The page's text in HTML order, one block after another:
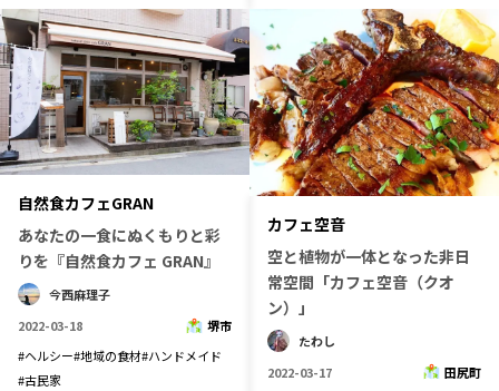
自然食カフェGRAN
あなたの一食にぬくもりと彩
りを『自然食カフェ GRAN』
今西麻理子
2022-03-18
堺市
#ヘルシー#地域の食材#ハンドメイド
#古民家
カフェ空音
空と植物が一体となった非日
常空間「カフェ空音（クオ
ン）」
たわし
2022-03-17
田尻町